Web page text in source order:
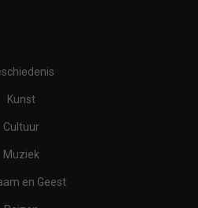
Kunst
Cultuur
Muziek
en Geest